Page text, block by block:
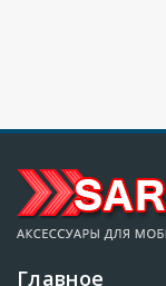
Главное